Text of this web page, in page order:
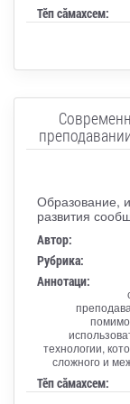
Тӗп сӑмахсем:
Образование,
развития
Автор:
Рубрика:
Аннотаци:
технологии,
сложного и
Тӗп сӑмахсем: